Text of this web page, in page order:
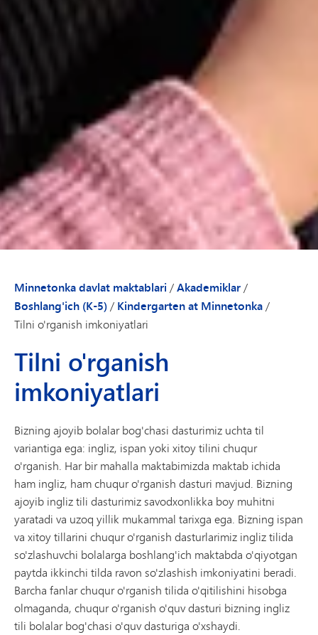
Minnetonka davlat maktablari /Akademiklar/
Boshlang'ich (K-5)/ Kindergarten at Minnetonka/
Tilni o'rganish imkoniyatlari
Tilni o'rganish
imkoniyatlari
Bizning ajoyib bolalar bog'chasi dasturimiz uchta til
variantiga ega: ingliz, ispan yoki xitoy tilini chuqur
o'rganish. Har bir mahalla maktabimizda maktab ichida
ham ingliz, ham chuqur o'rganish dasturi mavjud. Bizning
ajoyib ingliz tili dasturimiz savodxonlikka boy muhitni
yaratadi va uzoq yillik mukammal tarixga ega. Bizning ispan
va xitoy tillarini chuqur o'rganish dasturlarimiz ingliz tilida
so'zlashuvchi bolalarga boshlang'ich maktabda o'qiyotgan
paytda ikkinchi tilda ravon so'zlashish imkoniyatini beradi.
Barcha fanlar chuqur o'rganish tilida o'qitilishini hisobga
olmaganda, chuqur o'rganish o'quv dasturi bizning ingliz
tili bolalar bog'chasi o'quv dasturiga o'xshaydi.